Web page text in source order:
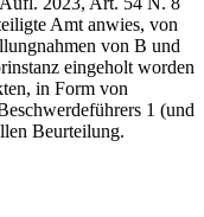
Amt anwies, von
von B und
eingeholt worden
in Form von
1 (und
Beurteilung.